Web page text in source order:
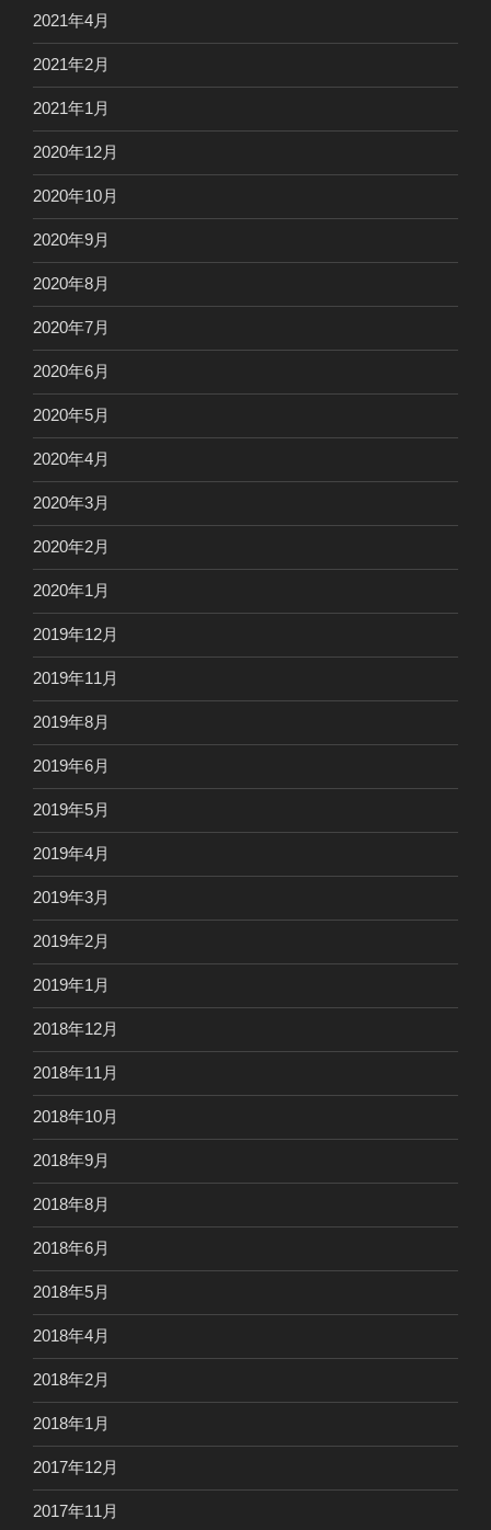
2021年4月
2021年2月
2021年1月
2020年12月
2020年10月
2020年9月
2020年8月
2020年7月
2020年6月
2020年5月
2020年4月
2020年3月
2020年2月
2020年1月
2019年12月
2019年11月
2019年8月
2019年6月
2019年5月
2019年4月
2019年3月
2019年2月
2019年1月
2018年12月
2018年11月
2018年10月
2018年9月
2018年8月
2018年6月
2018年5月
2018年4月
2018年2月
2018年1月
2017年12月
2017年11月